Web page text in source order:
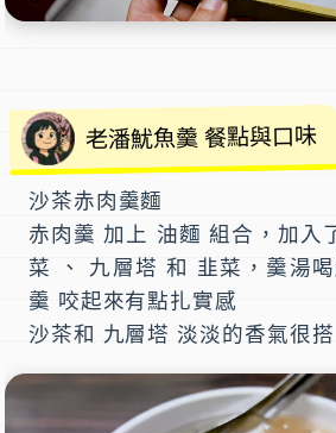
老潘魷魚羹 餐點與口味
沙茶赤肉羹麵
赤肉羹 加上 油麵 組合，加入
菜 、 九層塔 和 韭菜，羹湯
羹 咬起來有點扎實感
沙茶和 九層塔 淡淡的香氣很